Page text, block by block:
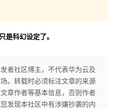
是科幻设定了。
者社区博主，不代表华为云及
。转载时必须标注文章的来源
章作者等基本信息，否则作者
发现本社区中有涉嫌抄袭的内